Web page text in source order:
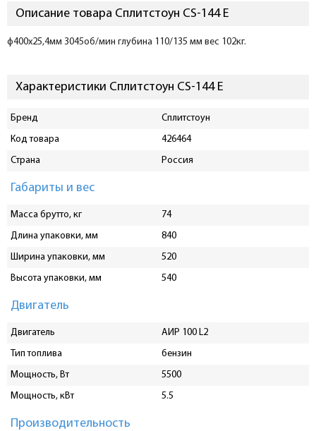
Описание товара Сплитстоун CS-144 E
ф400х25,4мм 3045об/мин глубина 110/135 мм вес 102кг.
Характеристики Сплитстоун CS-144 E
Бренд
Сплитстоун
Код товара
426464
Страна
Россия
Габариты и вес
Масса брутто, кг
74
Длина упаковки, мм
840
Ширина упаковки, мм
520
Высота упаковки, мм
540
Двигатель
Двигатель
АИР 100 L2
Тип топлива
бензин
Мощность, Вт
5500
Мощность, кВт
5.5
Производительность